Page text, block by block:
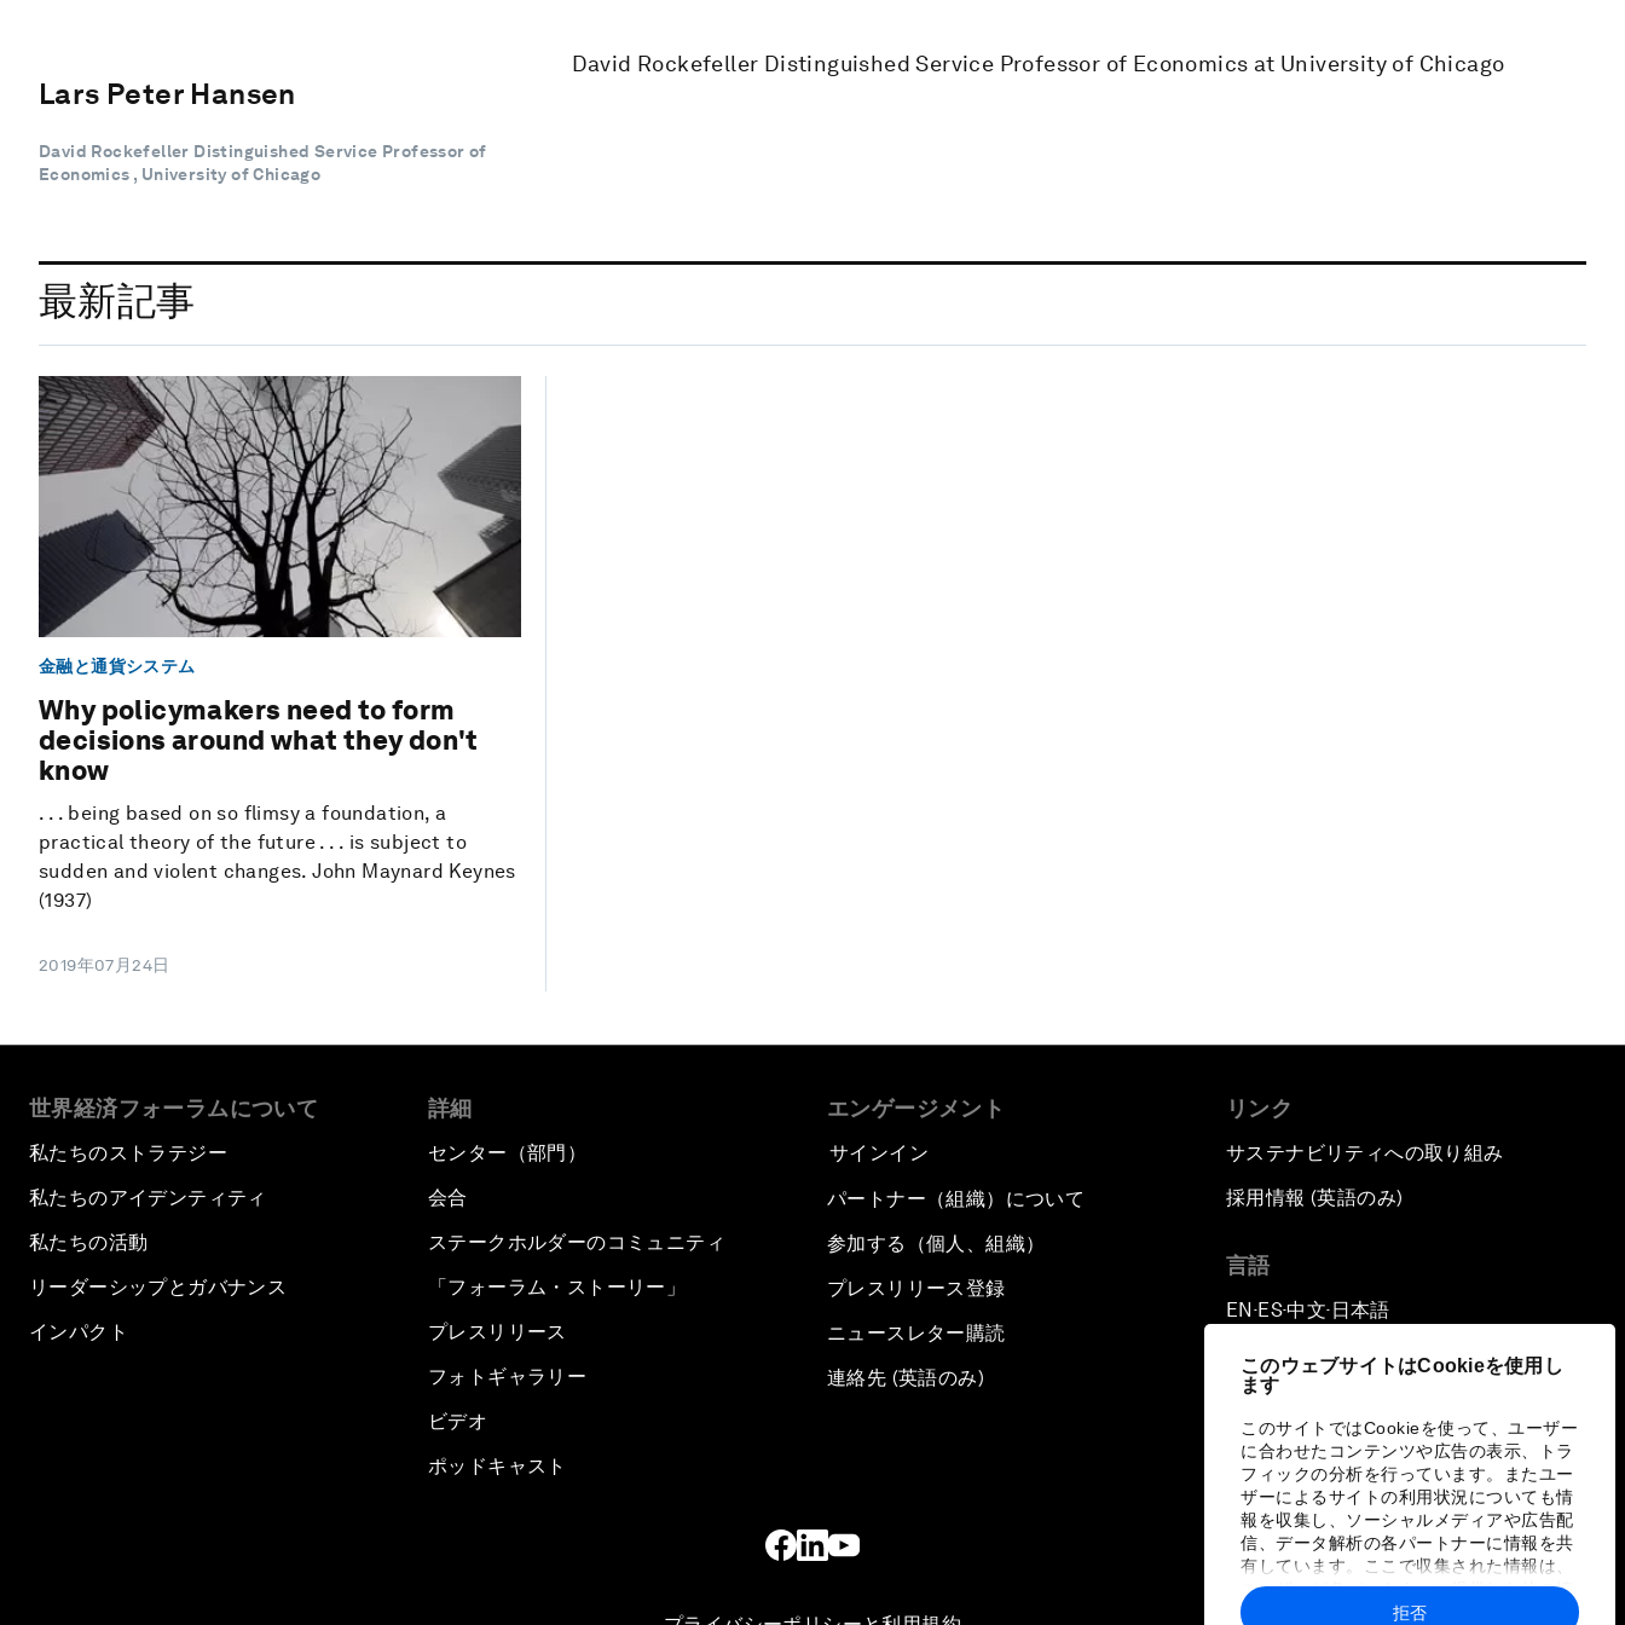
このウェブサイトはCookieを使用し
ます
このサイトではCookieを使って、ユーザー
に合わせたコンテンツや広告の表示、トラ
フィックの分析を行っています。またユー
ザーによるサイトの利用状況についても情
報を収集し、ソーシャルメディアや広告配
信、データ解析の各パートナーに情報を共
有しています。ここで収集された情報は、
ユーザーが各パートナーに提供した他の情
報や各パートナーのサービスを使用した際
拒否
Lars Peter Hansen
David Rockefeller Distinguished Service Professor of
Economics , University of Chicago
David Rockefeller Distinguished Service Professor of Economics at University of Chicago
最新記事
金融と通貨システム
Why policymakers need to form
decisions around what they don't
know
. . . being based on so flimsy a foundation, a
practical theory of the future . . . is subject to
sudden and violent changes. John Maynard Keynes
(1937)
2019年07月24日
世界経済フォーラムについて
私たちのストラテジー
私たちのアイデンティティ
私たちの活動
リーダーシップとガバナンス
インパクト
詳細
センター（部門）
会合
ステークホルダーのコミュニティ
「フォーラム・ストーリー」
プレスリリース
フォトギャラリー
ビデオ
ポッドキャスト
エンゲージメント
サインイン
パートナー（組織）について
参加する（個人、組織）
プレスリリース登録
ニュースレター購読
連絡先 (英語のみ)
リンク
サステナビリティへの取り組み
採用情報 (英語のみ)
言語
EN ▪ ES▪中文▪ 日本語